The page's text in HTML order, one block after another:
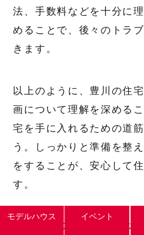
法、手数料などを十分に
めることで、後々のトラ
きます。
以上のように、豊川の住
画について理解を深める
宅を手に入れるための道
う。しっかりと準備を整
をすることが、安心して
す。
実際の建築プロセスとスケジュ
モデルハウス イベント